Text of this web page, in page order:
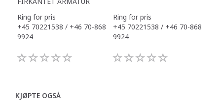
Ring for pris
+45 70221538 / +46 70-868
9924
Ring for pris
+45 70221538 / +46 70-868
9924
KJØPTE OGSÅ